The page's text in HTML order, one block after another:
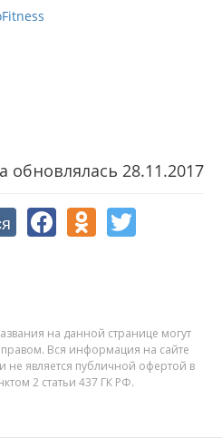
обновлялась 28.11.2017
на данной странице могут
Вся информация на сайте
не является публичной офертой в
2 статьи 437 ГК РФ.